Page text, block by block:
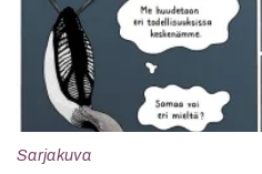
Sarjakuva